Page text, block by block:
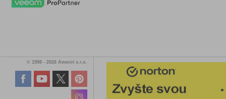
© 1998 - 2026 Amenit s.r.o.